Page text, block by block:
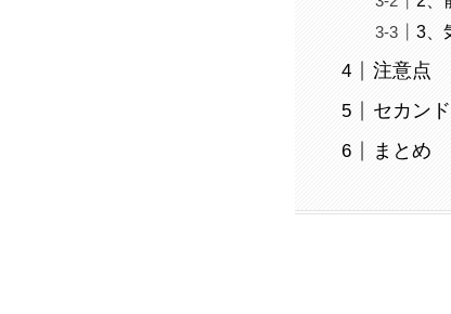
3、
注意点
セカン
まとめ